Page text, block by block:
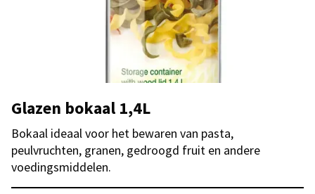
Glazen bokaal 1,4L
Bokaal ideaal voor het bewaren van pasta,
peulvruchten, granen, gedroogd fruit en andere
voedingsmiddelen.